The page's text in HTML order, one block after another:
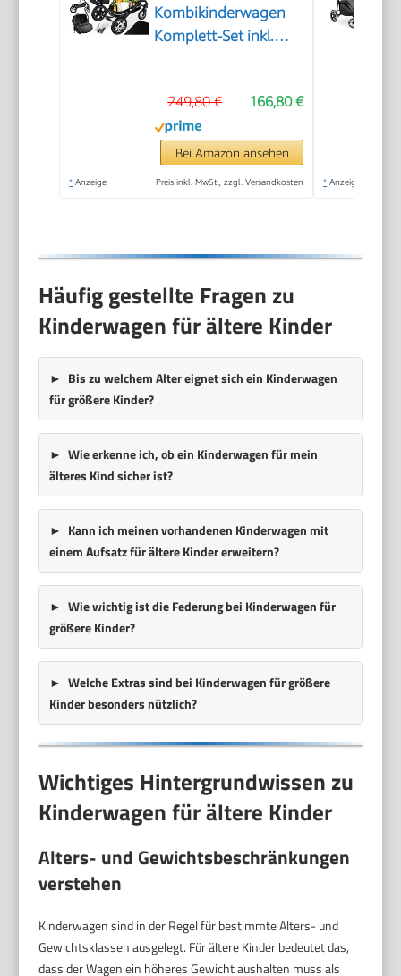
Kombikinderwagen
Komplett-Set inkl.
Babyschale Voll-
Gummireifen
Wickeltasche
Regenschutz
166,80 €
249,80 €
Bei Amazon ansehen
* Anzeige Preis inkl. MwSt., zzgl. Versandkosten * Anzeige
Häufig gestellte Fragen zu
Kinderwagen für ältere Kinder
Bis zu welchem Alter eignet sich ein Kinderwagen
für größere Kinder?
Wie erkenne ich, ob ein Kinderwagen für mein
älteres Kind sicher ist?
Kann ich meinen vorhandenen Kinderwagen mit
einem Aufsatz für ältere Kinder erweitern?
Wie wichtig ist die Federung bei Kinderwagen für
größere Kinder?
Welche Extras sind bei Kinderwagen für größere
Kinder besonders nützlich?
Wichtiges Hintergrundwissen zu
Kinderwagen für ältere Kinder
Alters- und Gewichtsbeschränkungen
verstehen
Kinderwagen sind in der Regel für bestimmte Alters- und
Gewichtsklassen ausgelegt. Für ältere Kinder bedeutet das,
dass der Wagen ein höheres Gewicht aushalten muss als